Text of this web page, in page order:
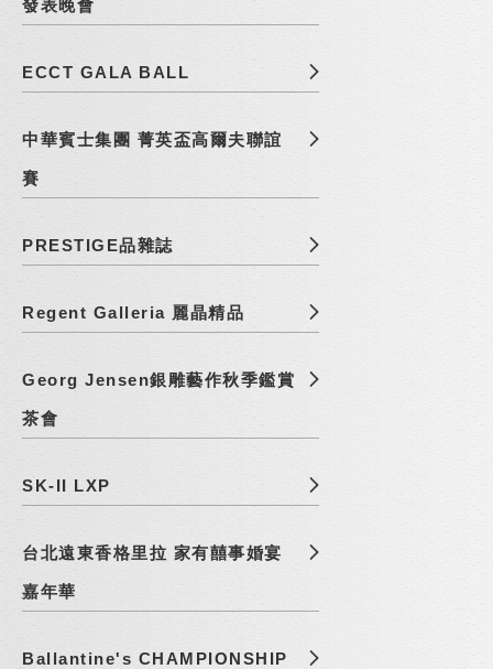
發表晚會
ECCT GALA BALL
中華賓士集團 菁英盃高爾夫聯誼
賽
PRESTIGE品雜誌
Regent Galleria 麗晶精品
Georg Jensen銀雕藝作秋季鑑賞
茶會
SK-II LXP
台北遠東香格里拉 家有囍事婚宴
嘉年華
Ballantine's CHAMPIONSHIP